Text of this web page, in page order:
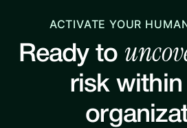
ACTIVATE YOUR
Ready to
risk